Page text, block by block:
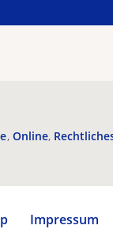
Online
Impressum